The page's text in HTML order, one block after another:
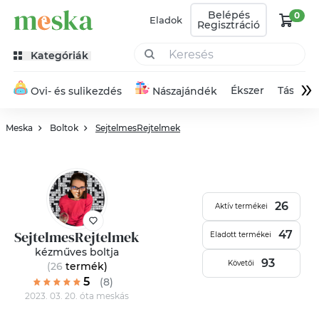
Eladok Belépés
Regisztráció
0
Kategóriák
Ovi- és sulikezdés Nászajándék Ékszer Táska»
Meska Boltok SejtelmesRejtelmek
SejtelmesRejtelmek
kézműves boltja
(26 termék)
5 (8)
2023. 03. 20. óta meskás
Aktív termékei 26
Eladott termékei 47
Követői 93